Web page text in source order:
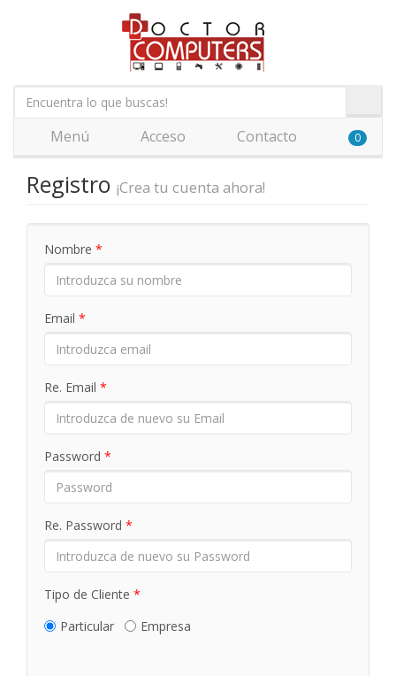
Menú Acceso Contacto 0
Registro ¡Crea tu cuenta ahora!
Nombre *
Email *
Re. Email *
Password *
Re. Password *
Tipo de Cliente *
Particular
Empresa